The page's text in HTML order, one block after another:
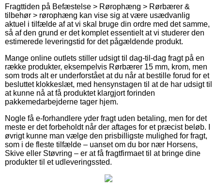
Fragttiden på Befæstelse > Rørophæng > Rørbærer &
tilbehør > rørophæng kan vise sig at være usædvanlig
aktuel i tilfælde af at vi skal bruge din ordre med det samme,
så af den grund er det komplet essentielt at vi studerer den
estimerede leveringstid for det pågældende produkt.
Mange online outlets stiller udsigt til dag-til-dag fragt på en
række produkter, eksempelvis Rørbærer 15 mm, krom, men
som trods alt er underforstået at du når at bestille forud for et
besluttet klokkeslæt, med hensynstagen til at de har udsigt til
at kunne nå at få produktet klargjort forinden
pakkemedarbejderne tager hjem.
Nogle få e-forhandlere yder fragt uden betaling, men for det
meste er det forbeholdt når der aftages for et præcist beløb. I
øvrigt kunne man vælge den prisbilligste mulighed for fragt,
som i de fleste tilfælde – uanset om du bor nær Horsens,
Skive eller Støvring – er at få fragtfirmaet til at bringe dine
produkter til et udleveringssted.